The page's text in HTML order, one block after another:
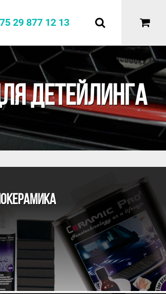
29 877 12 13
ДЕТЕЙЛИНГА